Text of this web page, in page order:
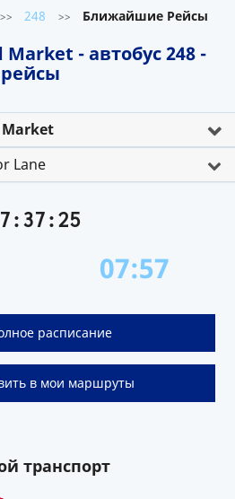
>> 248 >> Ближайшие Рейсы
- автобус 248 -
Market
Lane
07:57
расписание
в мои маршруты
транспорт